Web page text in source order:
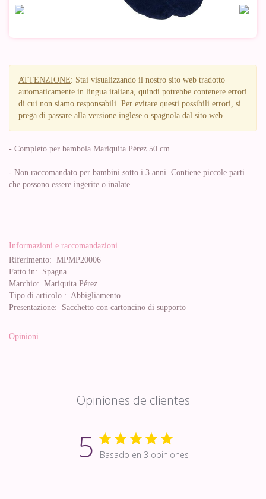
ATTENZIONE: Stai visualizzando il nostro sito web tradotto
automaticamente in lingua italiana, quindi potrebbe contenere errori
di cui non siamo responsabili. Per evitare questi possibili errori, si
prega di passare alla versione inglese o spagnola dal sito web.
- Completo per bambola Mariquita Pérez 50 cm.
- Non raccomandato per bambini sotto i 3 anni. Contiene piccole parti
che possono essere ingerite o inalate
Informazioni e raccomandazioni
Riferimento: MPMP20006
Fatto in: Spagna
Marchio: Mariquita Pérez
Tipo di articolo : Abbigliamento
Presentazione: Sacchetto con cartoncino di supporto
Opinioni
Opiniones de clientes
5 Basado en 3 opiniones